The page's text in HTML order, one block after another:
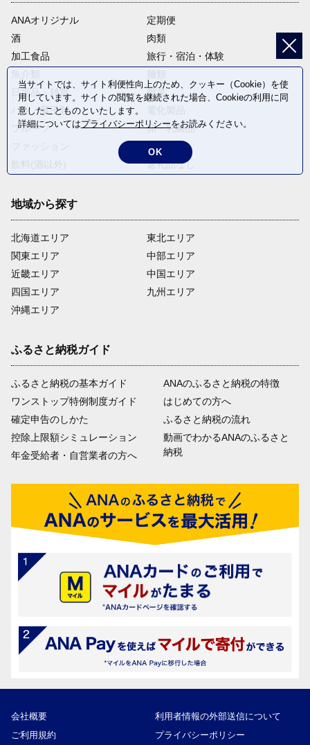
ANAオリジナル
定期便
酒
肉類
加工食品
旅行・宿泊・体験
日用品・雑貨
野菜
パン・菓子類
フルーツ
卵・乳製品
米・穀物
返礼品なし
地域から探す
北海道エリア
関東エリア
近畿エリア
四国エリア
沖縄エリア
東北エリア
中部エリア
中国エリア
九州エリア
ふるさと納税ガイド
ふるさと納税の基本ガイド
ワンストップ特例制度ガイド
確定申告のしかた
控除上限額シミュレーション
年金受給者・自営業者の方へ
ANAのふるさと納税の特徴
はじめての方へ
ふるさと納税の流れ
動画でわかるANAのふるさと
納税
会社概要
利用者情報の外部送信について
ご利用規約
プライバシーポリシー
当サイトでは、サイト利便性向上のため、クッキー（Cookie）を使
用しています。サイトの閲覧を継続された場合、Cookieの利用に同
意したことものといたします。
詳細についてはプライバシーポリシーをお読みください。
OK